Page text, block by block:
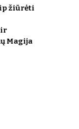
žiūrėti
ir
Magija